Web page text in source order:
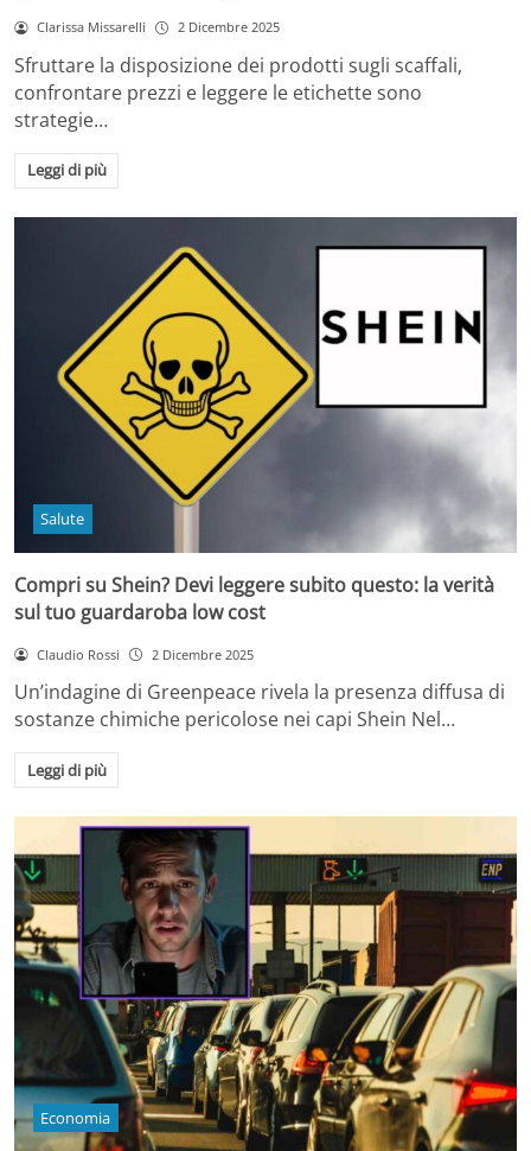
Clarissa Missarelli 2 Dicembre 2025
Sfruttare la disposizione dei prodotti sugli scaffali,
confrontare prezzi e leggere le etichette sono
strategie…
Leggi di più
Salute
Compri su Shein? Devi leggere subito questo: la verità
sul tuo guardaroba low cost
Claudio Rossi 2 Dicembre 2025
Un’indagine di Greenpeace rivela la presenza diffusa di
sostanze chimiche pericolose nei capi Shein Nel…
Leggi di più
Economia